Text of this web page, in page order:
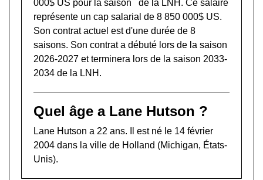
000$ US pour la saison de la LNH. Ce salaire
représente un cap salarial de 8 850 000$ US.
Son contrat actuel est d'une durée de 8
saisons. Son contrat a débuté lors de la saison
2026-2027 et terminera lors de la saison 2033-
2034 de la LNH.
Quel âge a Lane Hutson ?
Lane Hutson a 22 ans. Il est né le 14 février
2004 dans la ville de Holland (Michigan, États-
Unis).